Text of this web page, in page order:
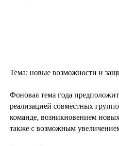
Тема: новые возможности и
Фоновая тема года
реализацией совместных
команде, возникновением
также с возможным